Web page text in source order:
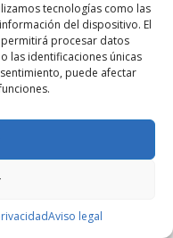
tecnologías como las
del dispositivo. El
procesar datos
las identificaciones únicas
puede afectar
Aviso legal
de